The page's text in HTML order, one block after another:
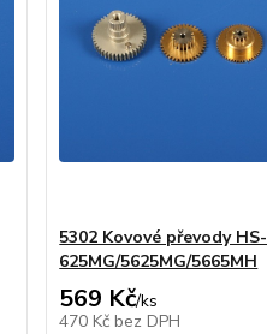
5302 Kovové převody HS-
625MG/5625MG/5665MH
569 Kč/ks
470 Kč bez DPH